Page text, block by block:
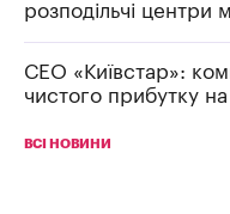
розподільчі центри
СЕО «Київстар»:
чистого прибутку
ВСІ НОВИНИ